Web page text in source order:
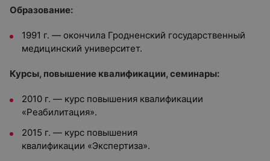
Образование:
1991 г. — окончила Гродненский государственный
медицинский университет.
Курсы, повышение квалификации, семинары:
2010 г. — курс повышения квалификации
«Реабилитация».
2015 г. — курс повышения
квалификации «Экспертиза».